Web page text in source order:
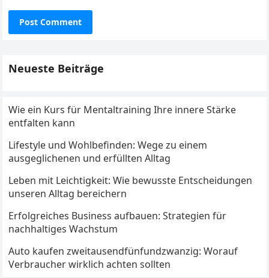
Neueste Beiträge
Wie ein Kurs für Mentaltraining Ihre innere Stärke
entfalten kann
Lifestyle und Wohlbefinden: Wege zu einem
ausgeglichenen und erfüllten Alltag
Leben mit Leichtigkeit: Wie bewusste Entscheidungen
unseren Alltag bereichern
Erfolgreiches Business aufbauen: Strategien für
nachhaltiges Wachstum
Auto kaufen zweitausendfünfundzwanzig: Worauf
Verbraucher wirklich achten sollten